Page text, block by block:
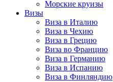
Морские круизы
Визы
Виза в Италию
Виза в Чехию
Виза в Грецию
Виза во Францию
Виза в Германию
Виза в Испанию
Виза в Финляндию